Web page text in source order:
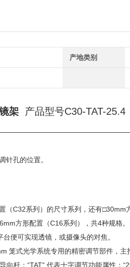
产地类别
架 产品型号C30-TAT-
针孔的位置。
C32系列）的尺寸系列，还有□30mm
方形配置（C16系列），共4种规格。
便可实现透镜，或摄像头的对焦。
笼式光学系统专用的精密调节部件，
杆；“TAT" 代表十字调节功能属性；